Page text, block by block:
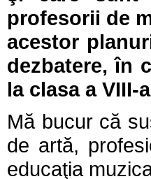
profesorii de
acestor
dezbatere, în
la clasa a VIII-
Mă bucur că
de artă,
educaţia